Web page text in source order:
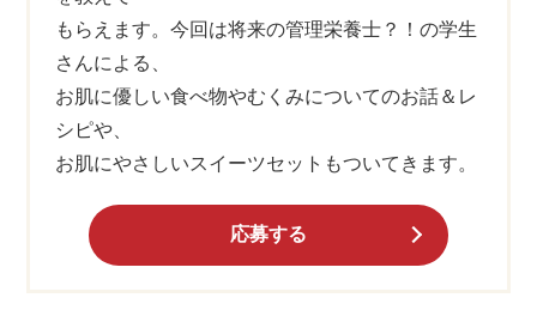
もらえます。今回は将来の管理栄養士？！の学生
さんによる、
お肌に優しい食べ物やむくみについてのお話＆レ
シピや、
お肌にやさしいスイーツセットもついてきます。
応募する